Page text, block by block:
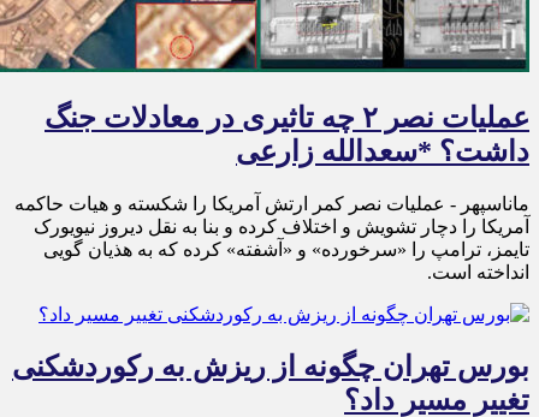
عملیات نصر ۲ چه تاثیری در معادلات جنگ
داشت؟ *سعدالله زارعی
ماناسپهر - عملیات نصر کمر ارتش آمریکا را شکسته و هیات حاکمه
آمریکا را دچار تشویش و اختلاف کرده و بنا به نقل دیروز نیویورک
تایمز، ترامپ را «سرخورده» و «آشفته» کرده که به هذیان گویی
انداخته است.
بورس تهران چگونه از ریزش به رکوردشکنی
تغییر مسیر داد؟